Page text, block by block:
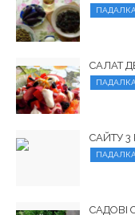
ПАДАЛКА
САЛАТ
ПАДАЛКА
САЙТУ 3
ПАДАЛКА
САДОВІ